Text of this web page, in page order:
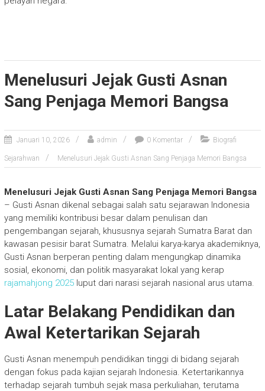
Menelusuri Jejak Gusti Asnan
Sang Penjaga Memori Bangsa
Januari 10, 2026 admin 0 Komentar Biografi
Sejarahwan Menelusuri Jejak Gusti Asnan Sang Penjaga Memori Bangsa
Menelusuri Jejak Gusti Asnan Sang Penjaga Memori Bangsa
– Gusti Asnan dikenal sebagai salah satu sejarawan Indonesia
yang memiliki kontribusi besar dalam penulisan dan
pengembangan sejarah, khususnya sejarah Sumatra Barat dan
kawasan pesisir barat Sumatra. Melalui karya-karya akademiknya,
Gusti Asnan berperan penting dalam mengungkap dinamika
sosial, ekonomi, dan politik masyarakat lokal yang kerap
rajamahjong 2025luput dari narasi sejarah nasional arus utama.
Latar Belakang Pendidikan dan
Awal Ketertarikan Sejarah
Gusti Asnan menempuh pendidikan tinggi di bidang sejarah
dengan fokus pada kajian sejarah Indonesia. Ketertarikannya
terhadap sejarah tumbuh sejak masa perkuliahan, terutama